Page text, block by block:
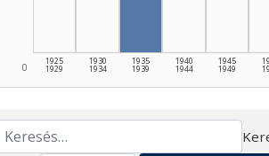
0
1925
1929
1930
1934
1935
1939
1940
1944
1945
1949